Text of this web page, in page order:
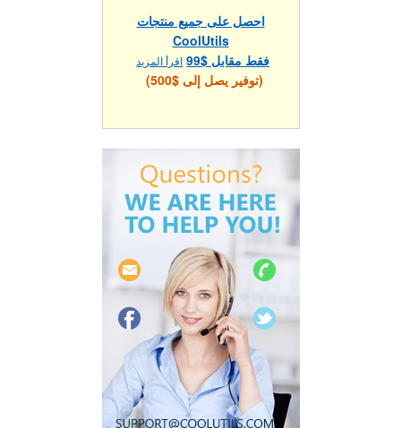
احصل على جميع منتجات
CoolUtils
فقط مقابل $99
اقرأ المزيد
(توفير يصل إلى $500)